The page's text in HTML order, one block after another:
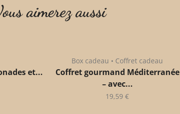
aimerez aussi
et...
Box cadeau • Coffret cadeau
Coffret gourmand Méditerranée
– avec...
19,59 €